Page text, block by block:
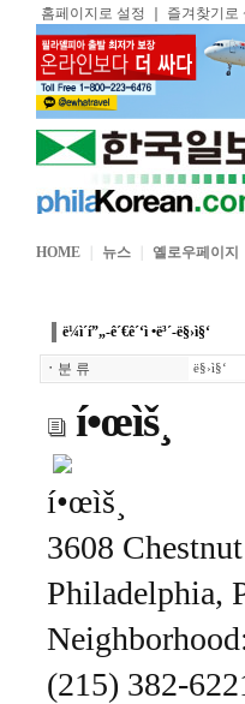
홈페이지로 설정 즐겨찾기로
HOME 뉴스 옐로우페이지
ë¼ì´í”„-ê´€ê´‘ì •ë³´-ë§›ì§‘
ㆍ 분 류 ë§›ì§‘
í•œìš¸
í•œìš¸
3608
Philadelphia,
(215) 382-